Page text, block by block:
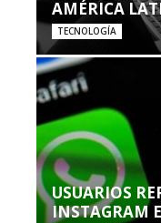
AMÉRICA
TECNOLOGÍA
USUARIOS
INSTAGRAM